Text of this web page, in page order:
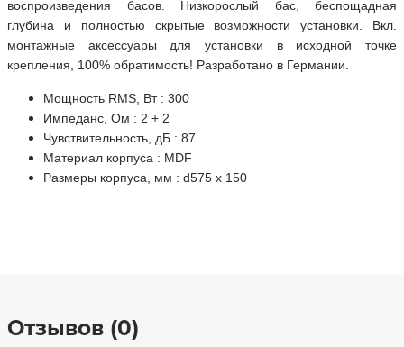
воспроизведения басов. Низкорослый бас, беспощадная
глубина и полностью скрытые возможности установки. Вкл.
монтажные аксессуары для установки в исходной точке
крепления, 100% обратимость! Разработано в Германии.
Мощность RMS, Вт : 300
Импеданс, Ом : 2 + 2
Чувствительность, дБ : 87
Материал корпуса : MDF
Размеры корпуса, мм : d575 x 150
Отзывов (0)